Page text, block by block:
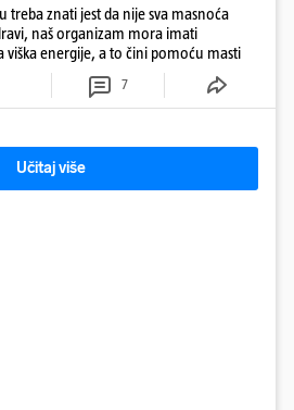
treba znati jest da nije sva masnoća
naš organizam mora imati
viška energije, a to čini pomoću masti
7
Učitaj više